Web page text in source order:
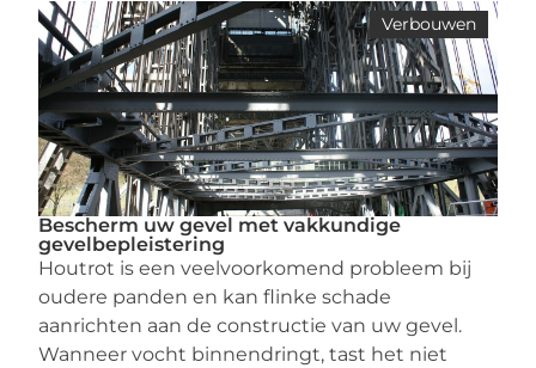
Verbouwen
Bescherm uw gevel met vakkundige
gevelbepleistering
Houtrot is een veelvoorkomend probleem bij
oudere panden en kan flinke schade
aanrichten aan de constructie van uw gevel.
Wanneer vocht binnendringt, tast het niet